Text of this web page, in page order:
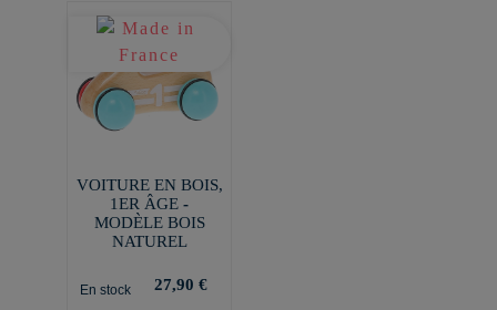
VOITURE EN BOIS,
1ER ÂGE -
MODÈLE BOIS
NATUREL
En stock 27,90 €